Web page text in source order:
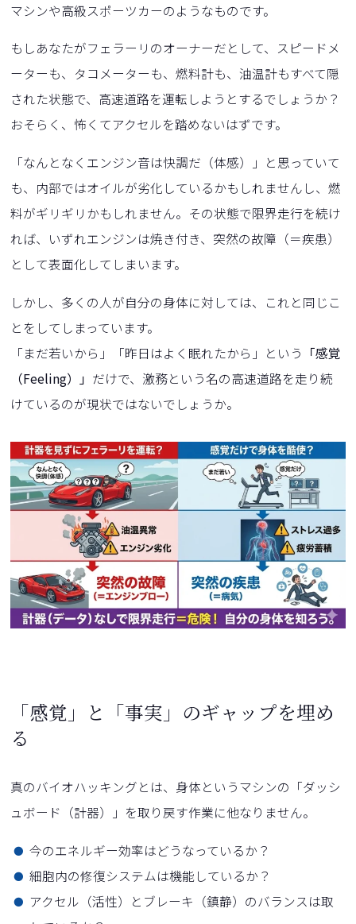
マシンや高級スポーツカーのようなものです。
もしあなたがフェラーリのオーナーだとして、スピードメ
ーターも、タコメーターも、燃料計も、油温計もすべて隠
された状態で、高速道路を運転しようとするでしょうか？
おそらく、怖くてアクセルを踏めないはずです。
「なんとなくエンジン音は快調だ（体感）」と思っていて
も、内部ではオイルが劣化しているかもしれませんし、燃
料がギリギリかもしれません。その状態で限界走行を続け
れば、いずれエンジンは焼き付き、突然の故障（＝疾患）
として表面化してしまいます。
しかし、多くの人が自分の身体に対しては、これと同じこ
とをしてしまっています。
「まだ若いから」「昨日はよく眠れたから」という 「感覚
（Feeling）」 だけで、激務という名の高速道路を走り続
けているのが現状ではないでしょうか。
「感覚」と「事実」のギャップを埋め
る
真のバイオハッキングとは、身体というマシンの「ダッシ
ュボード（計器）」を取り戻す作業に他なりません。
今のエネルギー効率はどうなっているか？
細胞内の修復システムは機能しているか？
アクセル（活性）とブレーキ（鎮静）のバランスは取